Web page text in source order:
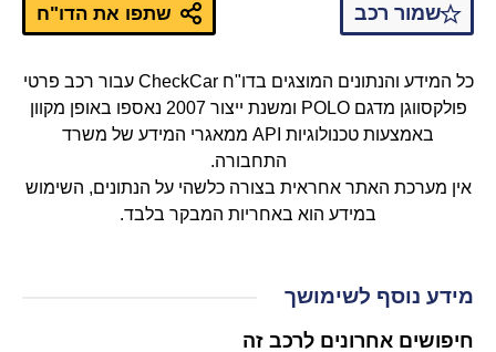
שמור רכב שתפו את הדו"ח
כל המידע והנתונים המוצגים בדו"ח CheckCar עבור רכב פרטי
פולקסווגן מדגם POLO ומשנת ייצור 2007 נאספו באופן מקוון
באמצעות טכנולוגיות API ממאגרי המידע של משרד
התחבורה.
אין מערכת האתר אחראית בצורה כלשהי על הנתונים, השימוש
במידע הוא באחריות המבקר בלבד.
מידע נוסף לשימושך
חיפושים אחרונים לרכב זה